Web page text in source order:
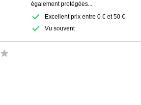
également protégées...
Excellent prix entre 0 € et 50 €
Vu souvent